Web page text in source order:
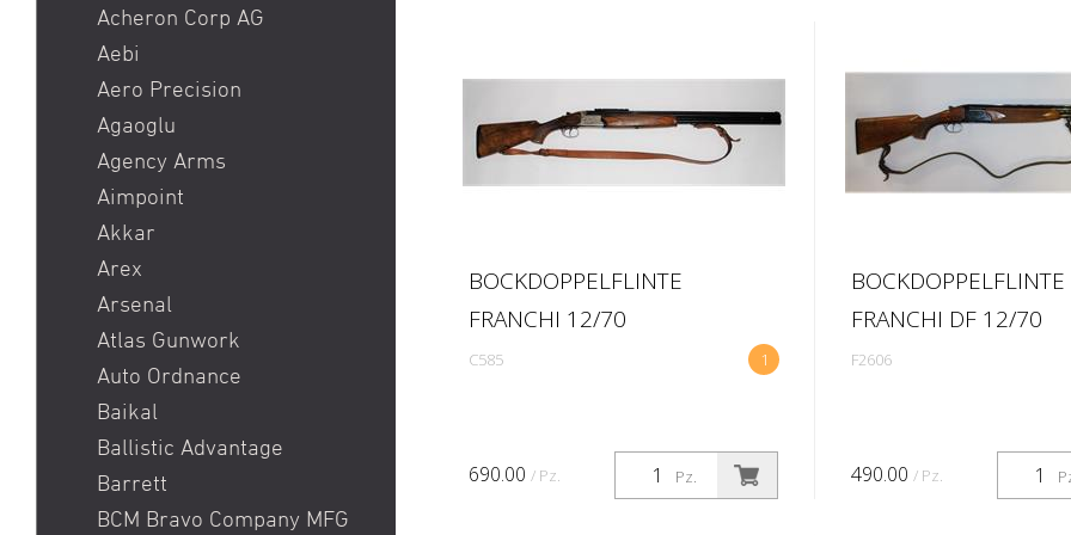
Heckler & Koch MR223 /
Heckler & Koch 416
Holosun HS510C / Holosun
407C
Pistole
Red Dot
Ringkorn stgw 90 / Stgw
90 Ringkorn
Sig P210 / Sig P49
Sig P226 / Sig P228
Sig P320 Legion / Sig
P320 AXG
Sig P320 M17 / Sig P320
M18
Sig P322
Acheron Corp AG
Aebi
Aero Precision
Agaoglu
Agency Arms
Aimpoint
Akkar
Arex
Arsenal
Atlas Gunwork
Auto Ordnance
Baikal
Ballistic Advantage
Barrett
BCM Bravo Company MFG
BOCKDOPPELFLINTE
FRANCHI 12/70
1
C585
Pz.
690.00 / Pz.
BOCKDOPPELFLINTE
FRANCHI DF 12/70
F2606
490.00 / Pz.